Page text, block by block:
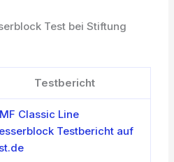
Test bei Stiftung
Testbericht
Classic Line
Testbericht auf